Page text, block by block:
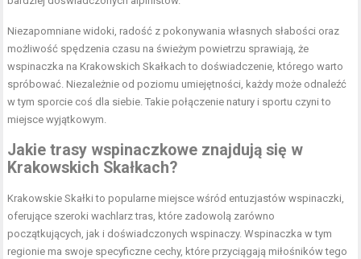
Niezapomniane widoki, radość z pokonywania własnych słabości oraz
możliwość spędzenia czasu na świeżym powietrzu sprawiają, że
wspinaczka na Krakowskich Skałkach to doświadczenie, którego warto
spróbować. Niezależnie od poziomu umiejętności, każdy może odnaleźć
w tym sporcie coś dla siebie. Takie połączenie natury i sportu czyni to
miejsce wyjątkowym.
Jakie trasy wspinaczkowe znajdują się w
Krakowskich Skałkach?
Krakowskie Skałki to popularne miejsce wśród entuzjastów wspinaczki,
oferujące szeroki wachlarz tras, które zadowolą zarówno
początkujących, jak i doświadczonych wspinaczy. Wspinaczka w tym
regionie ma swoje specyficzne cechy, które przyciągają miłośników tego